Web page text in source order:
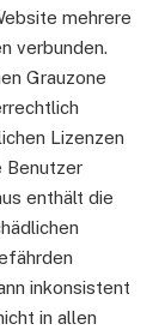
mehrere
verbunden.
Grauzone
Lizenzen
Benutzer
enthält die
inkonsistent
in allen